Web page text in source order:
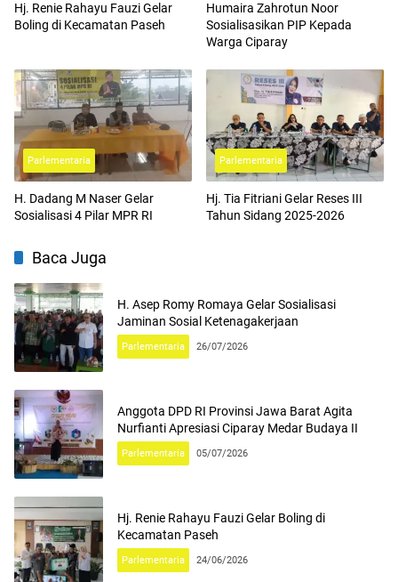
Hj. Renie Rahayu Fauzi Gelar
Boling di Kecamatan Paseh
Humaira Zahrotun Noor
Sosialisasikan PIP Kepada
Warga Ciparay
Parlementaria
H. Dadang M Naser Gelar
Sosialisasi 4 Pilar MPR RI
Parlementaria
Hj. Tia Fitriani Gelar Reses III
Tahun Sidang 2025-2026
Baca Juga
H. Asep Romy Romaya Gelar Sosialisasi
Jaminan Sosial Ketenagakerjaan
Parlementaria 26/07/2026
Anggota DPD RI Provinsi Jawa Barat Agita
Nurfianti Apresiasi Ciparay Medar Budaya II
Parlementaria 05/07/2026
Hj. Renie Rahayu Fauzi Gelar Boling di
Kecamatan Paseh
Parlementaria 24/06/2026